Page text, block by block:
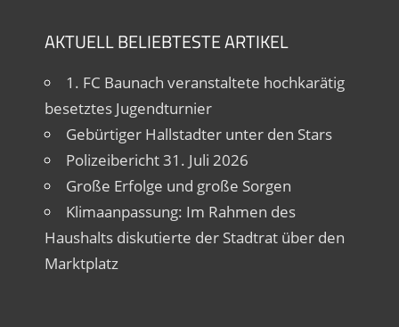
AKTUELL BELIEBTESTE ARTIKEL
1. FC Baunach veranstaltete hochkarätig
besetztes Jugendturnier
Gebürtiger Hallstadter unter den Stars
Polizeibericht 31. Juli 2026
Große Erfolge und große Sorgen
Klimaanpassung: Im Rahmen des
Haushalts diskutierte der Stadtrat über den
Marktplatz